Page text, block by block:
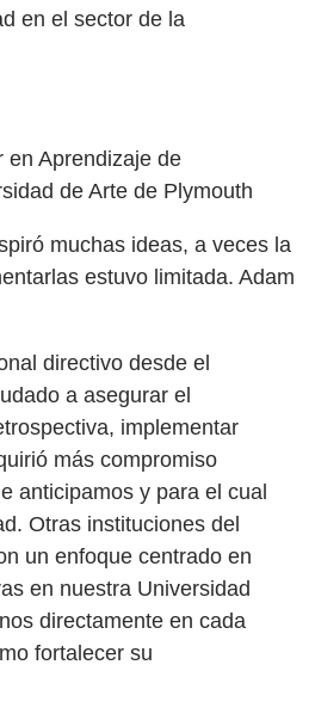
en el sector de la
en Aprendizaje de
de Arte de Plymouth
muchas ideas, a veces la
estuvo limitada. Adam
directivo desde el
a asegurar el
implementar
más compromiso
anticipamos y para el cual
Otras instituciones del
un enfoque centrado en
en nuestra Universidad
directamente en cada
fortalecer su